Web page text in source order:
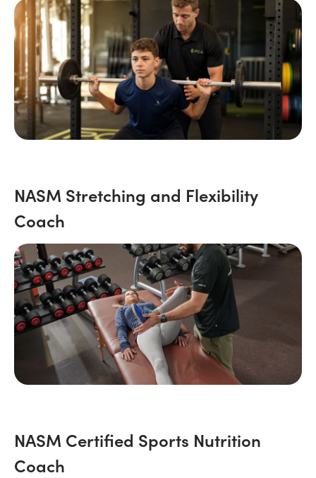
NASM Stretching and Flexibility
Coach
NASM Certified Sports Nutrition
Coach